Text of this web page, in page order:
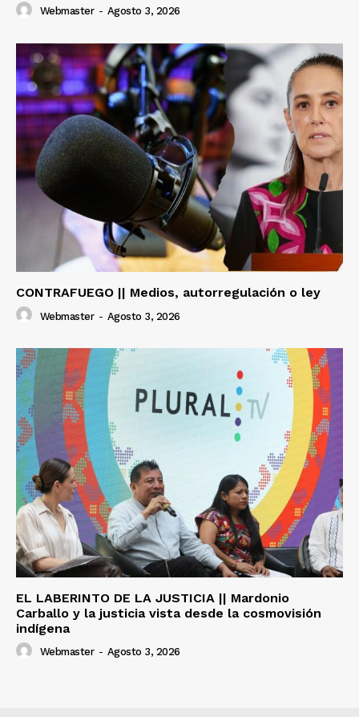
Webmaster - Agosto 3, 2026
CONTRAFUEGO || Medios, autorregulación o ley
Webmaster - Agosto 3, 2026
EL LABERINTO DE LA JUSTICIA || Mardonio
Carballo y la justicia vista desde la cosmovisión
indígena
Webmaster - Agosto 3, 2026